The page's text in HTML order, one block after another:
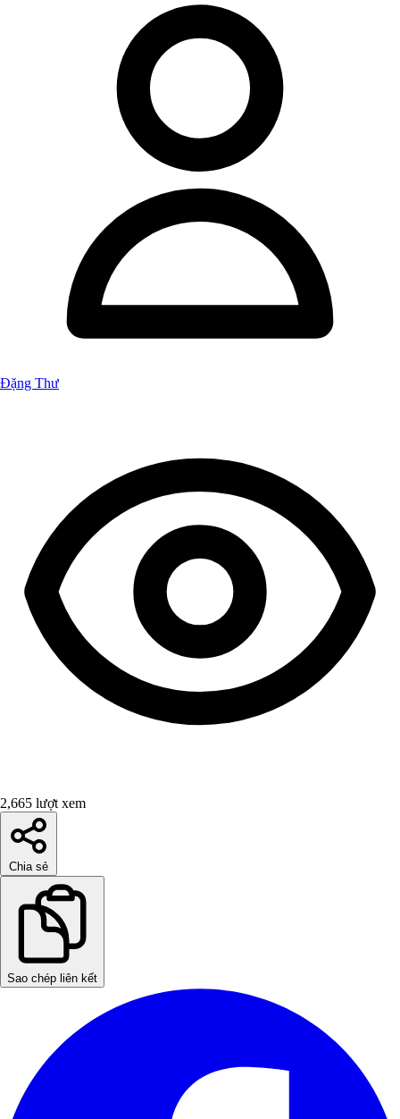
Đặng Thư
2,665 lượt xem
Chia sẻ
Sao chép liên kết